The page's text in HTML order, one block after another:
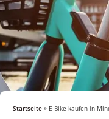
Startseite » E-Bike kaufen in